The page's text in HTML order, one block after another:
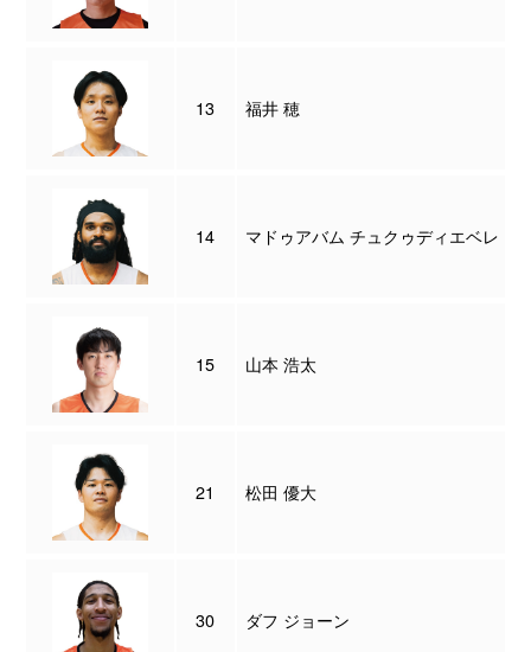
13 福井 穂
14 マドゥアバム チュクゥディエベレ
15 山本 浩太
21 松田 優大
30 ダフ ジョーン